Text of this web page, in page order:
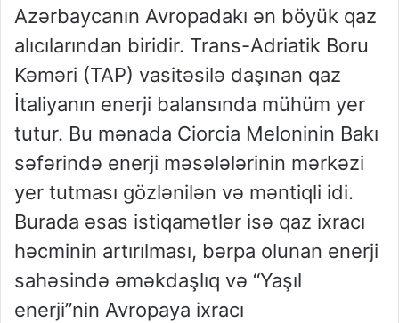
Azərbaycanın Avropadakı ən böyük qaz
alıcılarından biridir. Trans-Adriatik Boru
Kəməri (TAP) vasitəsilə daşınan qaz
İtaliyanın enerji balansında mühüm yer
tutur. Bu mənada Ciorcia Meloninin Bakı
səfərində enerji məsələlərinin mərkəzi
yer tutması gözlənilən və məntiqli idi.
Burada əsas istiqamətlər isə qaz ixracı
həcminin artırılması, bərpa olunan enerji
sahəsində əməkdaşlıq və “Yaşıl
enerji”nin Avropaya ixracı